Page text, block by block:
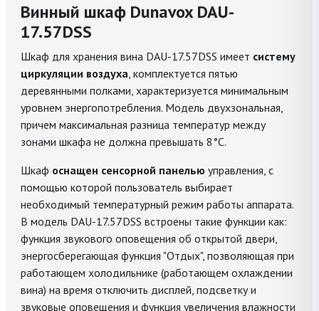
Винный шкаф Dunavox DAU-
17.57DSS
Шкаф для хранения вина DAU-17.57DSS имеет систему
циркуляции воздуха, комплектуется пятью
деревянными полками, характеризуется минимальным
уровнем энергопотребления. Модель двухзональная,
причем максимальная разница температур между
зонами шкафа не должна превышать 8°С.
Шкаф оснащен сенсорной панелью управления, с
помощью которой пользователь выбирает
необходимый температурный режим работы аппарата.
В модель DAU-17.57DSS встроены такие функции как:
функция звукового оповещения об открытой двери,
энергосберегающая функция "Отдых", позволяющая при
работающем холодильнике (работающем охлаждении
вина) на время отключить дисплей, подсветку и
звуковые оповещения и функция увеличения влажности